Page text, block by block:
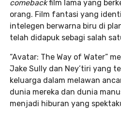
comebackfilm lama yang
orang. Film fantasi yang
intelegen berwarna biru di
telah didapuk sebagi salah
“Avatar: The Way of Water”
Jake Sully dan Ney’tiri yang
keluarga dalam melawan
dunia mereka dan dunia
menjadi hiburan yang